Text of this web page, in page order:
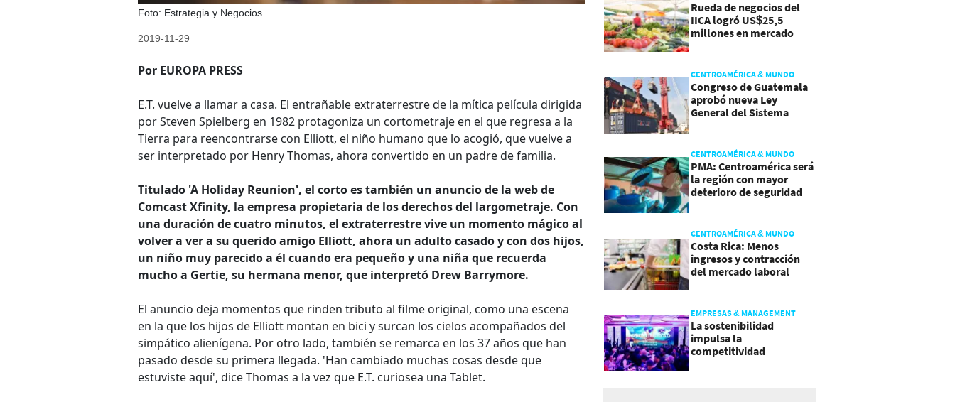
Foto: Estrategia y Negocios
2019-11-29
Por EUROPA PRESS
E.T. vuelve a llamar a casa. El entrañable extraterrestre de la mítica película dirigida
por Steven Spielberg en 1982 protagoniza un cortometraje en el que regresa a la
Tierra para reencontrarse con Elliott, el niño humano que lo acogió, que vuelve a
ser interpretado por Henry Thomas, ahora convertido en un padre de familia.
Titulado 'A Holiday Reunion', el corto es también un anuncio de la web de
Comcast Xfinity, la empresa propietaria de los derechos del largometraje. Con
una duración de cuatro minutos, el extraterrestre vive un momento mágico al
volver a ver a su querido amigo Elliott, ahora un adulto casado y con dos hijos,
un niño muy parecido a él cuando era pequeño y una niña que recuerda
mucho a Gertie, su hermana menor, que interpretó Drew Barrymore.
El anuncio deja momentos que rinden tributo al filme original, como una escena
en la que los hijos de Elliott montan en bici y surcan los cielos acompañados del
simpático alienígena. Por otro lado, también se remarca en los 37 años que han
pasado desde su primera llegada. 'Han cambiado muchas cosas desde que
estuviste aquí', dice Thomas a la vez que E.T. curiosea una Tablet.
Rueda de negocios del
IICA logró US$25,5
millones en mercado
CENTROAMÉRICA & MUNDO
Congreso de Guatemala
aprobó nueva Ley
General del Sistema
CENTROAMÉRICA & MUNDO
PMA: Centroamérica será
la región con mayor
deterioro de seguridad
CENTROAMÉRICA & MUNDO
Costa Rica: Menos
ingresos y contracción
del mercado laboral
EMPRESAS & MANAGEMENT
La sostenibilidad
impulsa la
competitividad